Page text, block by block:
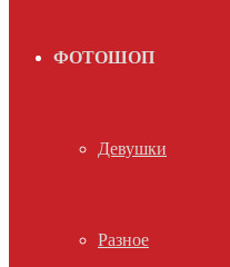
ФОТОШОП
Девушки
Разное